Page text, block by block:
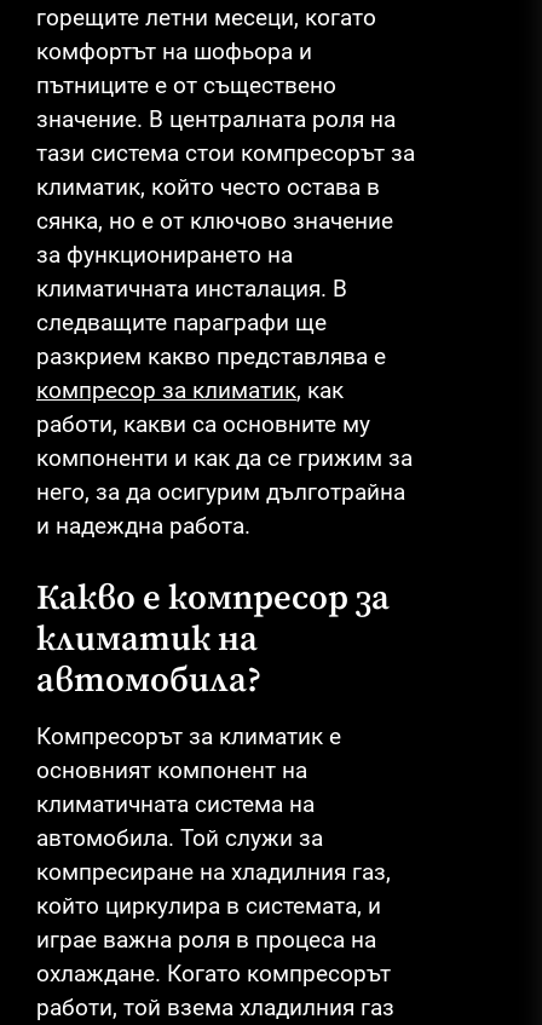
горещите летни месеци, когато
комфортът на шофьора и
пътниците е от съществено
значение. В централната роля на
тази система стои компресорът за
климатик, който често остава в
сянка, но е от ключово значение
за функционирането на
климатичната инсталация. В
следващите параграфи ще
разкрием какво представлява е
компресор за климатик, как
работи, какви са основните му
компоненти и как да се грижим за
него, за да осигурим дълготрайна
и надеждна работа.
Какво е компресор за
климатик на
автомобила?
Компресорът за климатик е
основният компонент на
климатичната система на
автомобила. Той служи за
компресиране на хладилния газ,
който циркулира в системата, и
играе важна роля в процеса на
охлаждане. Когато компресорът
работи, той взема хладилния газ